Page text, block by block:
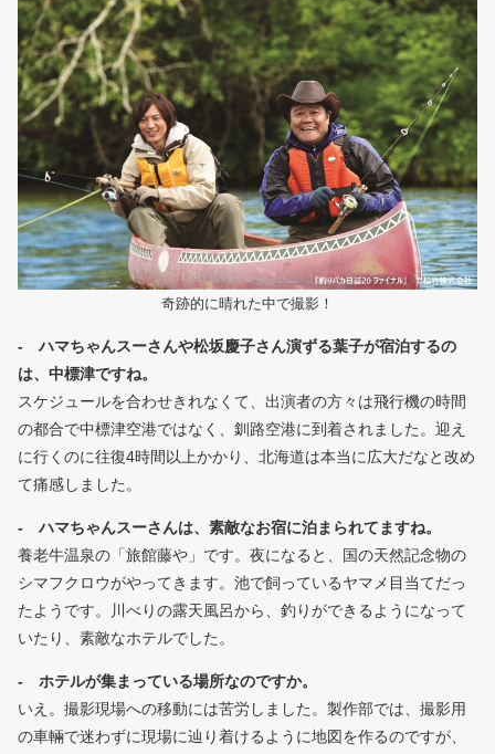
奇跡的に晴れた中で撮影！
- ハマちゃんスーさんや松坂慶子さん演ずる葉子が宿泊するの
は、中標津ですね。
スケジュールを合わせきれなくて、出演者の方々は飛行機の時間
の都合で中標津空港ではなく、釧路空港に到着されました。迎え
に行くのに往復4時間以上かかり、北海道は本当に広大だなと改め
て痛感しました。
- ハマちゃんスーさんは、素敵なお宿に泊まられてますね。
養老牛温泉の「旅館藤や」です。夜になると、国の天然記念物の
シマフクロウがやってきます。池で飼っているヤマメ目当てだっ
たようです。川べりの露天風呂から、釣りができるようになって
いたり、素敵なホテルでした。
- ホテルが集まっている場所なのですか。
いえ。撮影現場への移動には苦労しました。製作部では、撮影用
の車輛で迷わずに現場に辿り着けるように地図を作るのですが、